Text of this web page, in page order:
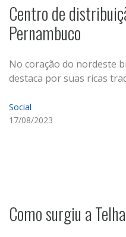
Centro de
Pernambuco
No coração do nordeste
destaca por suas ricas
Social
17/08/2023
Como surgiu a